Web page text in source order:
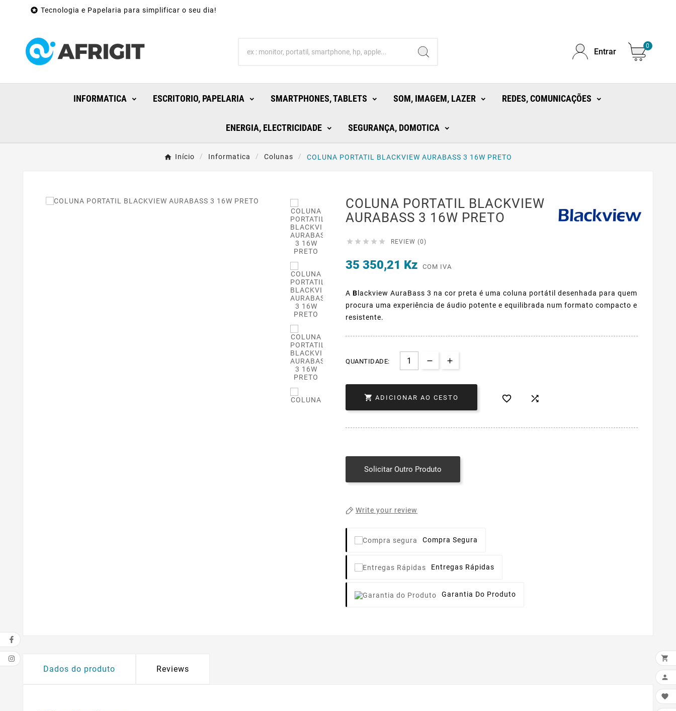
 Tecnologia e Papelaria para simplificar o seu dia!
Entrar
0
INFORMATICA ESCRITORIO, PAPELARIA SMARTPHONES, TABLETS SOM, IMAGEM, LAZER REDES, COMUNICAÇÕES
ENERGIA, ELECTRICIDADE SEGURANÇA, DOMOTICA
Início Informatica Colunas COLUNA PORTATIL BLACKVIEW AURABASS 3 16W PRETO
COLUNA PORTATIL BLACKVIEW
AURABASS 3 16W PRETO
     REVIEW (0)
35 350,21 Kz COM IVA
A B lackview AuraBass 3 na cor preta é uma coluna portátil desenhada para quem
procura uma experiência de áudio potente e equilibrada num formato compacto e
resistente.
QUANTIDADE:
 ADICIONAR AO CESTO  
Solicitar Outro Produto
Write your review
Compra Segura
Entregas Rápidas
Garantia Do Produto
Dados do produto Reviews


